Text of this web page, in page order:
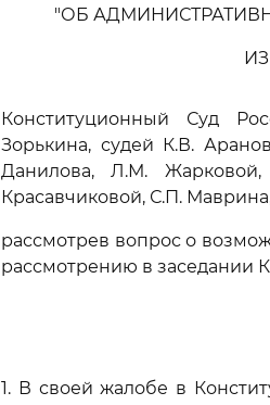
"ОБ
Конституционный Суд
Зорькина, судей К.В.
Данилова, Л.М.
Красавчиковой, С.П.
рассмотрев вопрос о
рассмотрению в заседании
1. В своей жалобе в